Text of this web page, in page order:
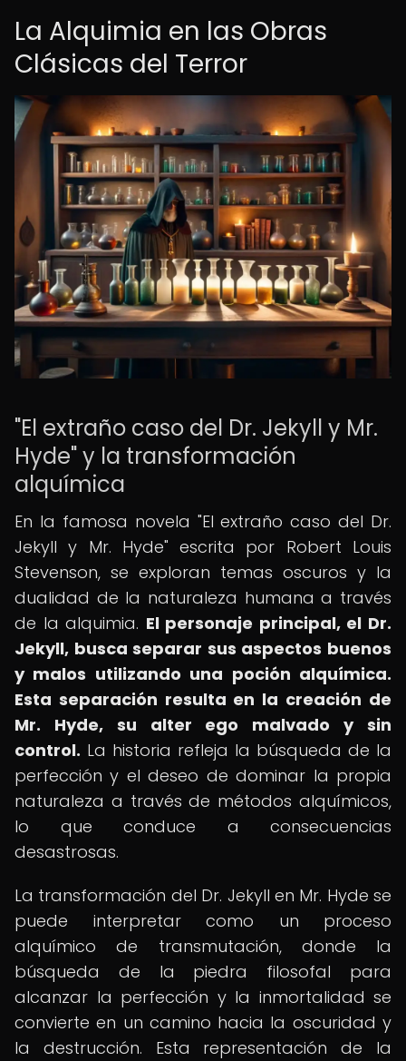
La Alquimia en las Obras
Clásicas del Terror
"El extraño caso del Dr. Jekyll y Mr.
Hyde" y la transformación
alquímica
En la famosa novela "El extraño caso del Dr.
Jekyll y Mr. Hyde" escrita por Robert Louis
Stevenson, se exploran temas oscuros y la
dualidad de la naturaleza humana a través
de la alquimia. El personaje principal, el Dr.
Jekyll, busca separar sus aspectos buenos
y malos utilizando una poción alquímica.
Esta separación resulta en la creación de
Mr. Hyde, su alter ego malvado y sin
control. La historia refleja la búsqueda de la
perfección y el deseo de dominar la propia
naturaleza a través de métodos alquímicos,
lo que conduce a consecuencias
desastrosas.
La transformación del Dr. Jekyll en Mr. Hyde se
puede interpretar como un proceso
alquímico de transmutación, donde la
búsqueda de la piedra filosofal para
alcanzar la perfección y la inmortalidad se
convierte en un camino hacia la oscuridad y
la destrucción. Esta representación de la